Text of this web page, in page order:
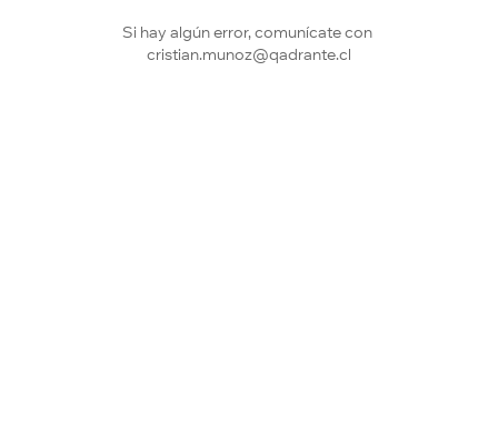
Si hay algún error, comunícate con
cristian.munoz@qadrante.cl